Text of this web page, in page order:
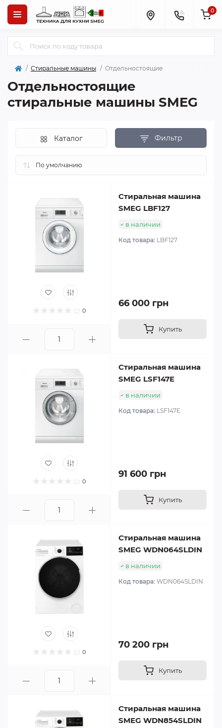
0
Стиральные машины Отдельностоящие
Отдельностоящие
стиральные машины SMEG
Фильтр
Каталог
0
Стиральная машина
SMEG LBF127
в наличии
Код товара: LBF127
66 000 грн
Купить
0
Стиральная машина
SMEG LSF147E
в наличии
Код товара: LSF147E
91 600 грн
Купить
0
Стиральная машина
SMEG WDN064SLDIN
в наличии
Код товара: WDN064SLDIN
70 200 грн
Купить
Стиральная машина
SMEG WDN854SLDIN